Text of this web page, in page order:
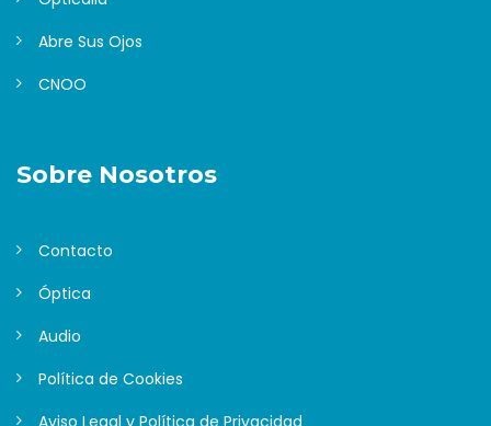
Abre Sus Ojos
CNOO
Sobre Nosotros
Contacto
Óptica
Audio
Política de Cookies
Aviso Legal y Política de Privacidad